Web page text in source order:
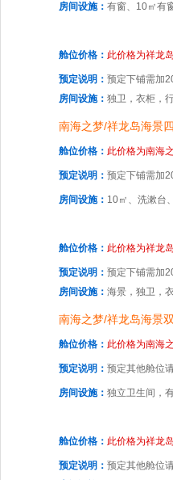
房间设施： 有窗、10㎡有
舱位价格： 此价格为祥龙
预定说明： 预定下铺需加
房间设施： 独卫，衣柜，
南海之梦/祥龙岛海景
舱位价格： 此价格为南海
预定说明： 预定下铺需加
房间设施： 10㎡、洗漱台
舱位价格： 此价格为祥龙
预定说明： 预定下铺需加
房间设施： 海景，独卫，
南海之梦/祥龙岛海景
舱位价格： 此价格为南海
预定说明： 预定其他舱位
房间设施： 独立卫生间，
舱位价格： 此价格为祥龙
预定说明： 预定其他舱位